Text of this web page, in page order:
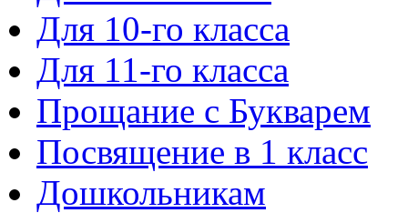
Для 10-го класса
Для 11-го класса
Прощание с Букварем
Посвящение в 1 класс
Дошкольникам